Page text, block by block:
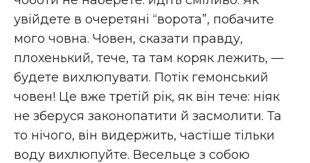
увiйдете в очеретянi “ворота”, побачите
мого човна. Човен, сказати правду,
плохенький, тече, та там коряк лежить, —
будете вихлюпувати. Потiк гемонський
човен! Це вже третiй рiк, як вiн тече: нiяк
не зберуся законопатити й засмолити. Та
то нiчого, вiн видержить, частiше тiльки
воду вихлюпуйте. Весельце з собою